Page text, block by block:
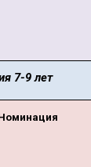
7-9 лет